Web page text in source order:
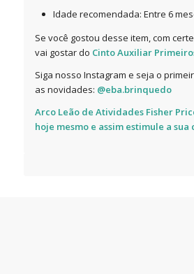
Idade recomendada: Entre 6
Se você gostou desse item, com
vai gostar do Cinto Auxiliar
Siga nosso Instagram e seja o
as novidades: @eba.brinquedo
Arco Leão de Atividades Fisher
hoje mesmo e assim estimule a sua